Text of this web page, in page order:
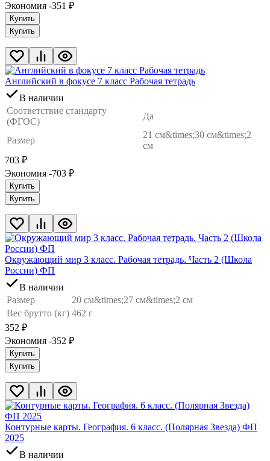
Экономия -351 ₽
Купить
Купить
Английский в фокусе 7 класс Рабочая тетрадь
В наличии
Соответствие стандарту
(ФГОС)
Да
Размер
21 см&times;30 см&times;2
см
703 ₽
Экономия -703 ₽
Купить
Купить
Окружающий мир 3 класс. Рабочая тетрадь. Часть 2 (Школа
России) ФП
В наличии
Размер
20 см&times;27 см&times;2 см
Вес брутто (кг) 462 г
352 ₽
Экономия -352 ₽
Купить
Купить
Контурные карты. География. 6 класс. (Полярная Звезда) ФП
2025
В наличии